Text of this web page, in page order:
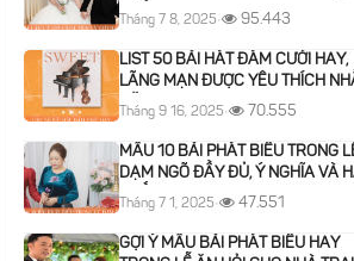
QUẢ
Tháng 7 8, 2025• 95.443
LIST 50 BÀI HÁT ĐÁM CƯỚI HAY,
LÃNG MẠN ĐƯỢC YÊU THÍCH
NĂM 2026
Tháng 9 16, 2025• 70.555
MẪU 10 BÀI PHÁT BIỂU TRONG
DẠM NGÕ ĐẦY ĐỦ, Ý NGHĨA VÀ
NHẤT
Tháng 7 1, 2025• 47.551
GỢI Ý MẪU BÀI PHÁT BIỂU HAY